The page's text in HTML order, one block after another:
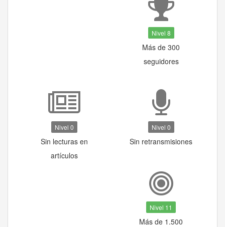
Nivel 8
Más de 300
seguidores
Nivel 0
Sin lecturas en
artículos
Nivel 0
Sin retransmisiones
Nivel 11
Más de 1.500